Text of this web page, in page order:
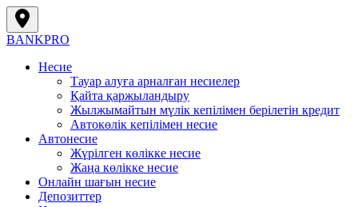
BANKPRO
Несие
Тауар алуға арналған несиелер
Қайта қаржыландыру
Жылжымайтын мүлік кепілімен берілетін кредит
Автокөлік кепілімен несие
Автонесие
Жүрілген көлікке несие
Жаңа көлікке несие
Онлайн шағын несие
Депозиттер